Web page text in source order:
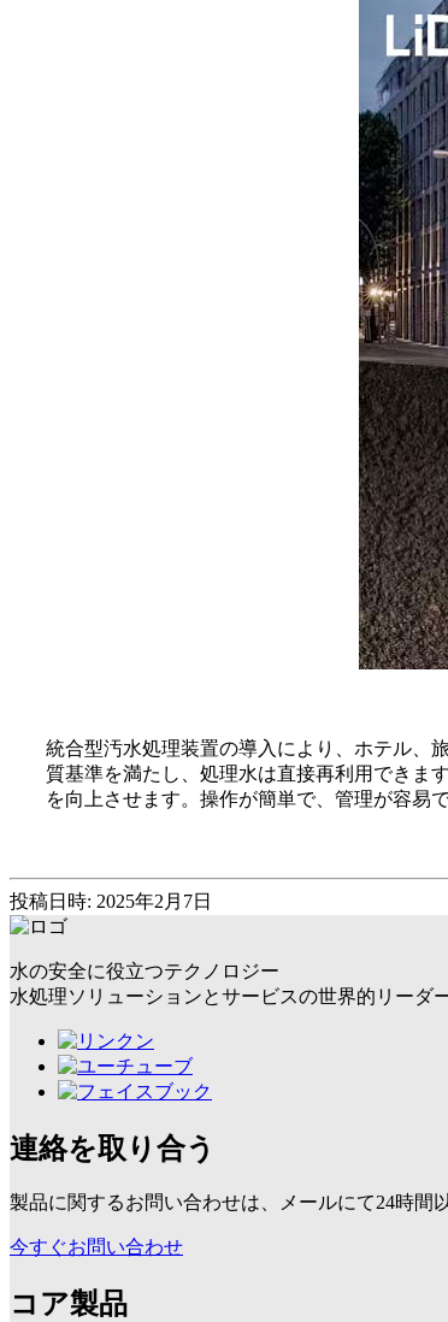
統合型汚水処理装置の導入により、ホテル、
質基準を満たし、処理水は直接再利用できま
を向上させます。操作が簡単で、管理が容易
投稿日時: 2025年2月7日
水の安全に役立つテクノロジー
水処理ソリューションとサービスの世界的リーダ
連絡を取り合う
製品に関するお問い合わせは、メールにて24時間
今すぐお問い合わせ
コア製品